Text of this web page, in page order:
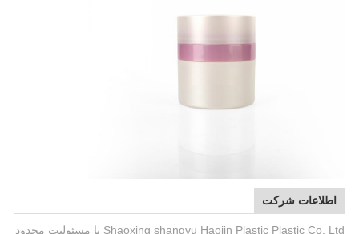
اطلاعات شرکت
Shaoxing shangyu Haojin Plastic Plastic Co. Ltd با مسئولیت محدود